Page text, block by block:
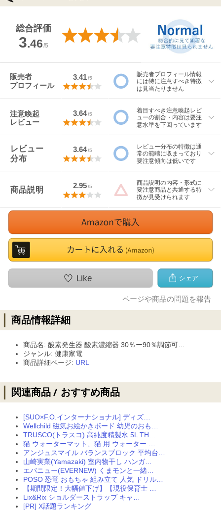
商品名: 酸素発生器 酸素濃縮器 30％ー90％調節可…
ジャンル: 健康家電
商品詳細ページ: URL
[SUO×F.O.インターナショナル] ディズ…
Wellchild 磁気お絵かきボード 幼児のおも…
TRUSCO(トラスコ) 高純度精製水 5L TH…
猫 ウォーターマット、猫 用 ウォーター …
アンジュスマイル バランスブロック 平均台…
山崎実業(Yamazaki) 室内物干し ハンガ…
エバニュー(EVERNEW) くまモンと一緒…
POSO 恐竜 おもちゃ 組み立て 人気 ドリル…
【期間限定！大幅値下げ】【現役保育士 …
Lix&Rix ショルダーストラップ キャ…
[PR] X話題ランキング